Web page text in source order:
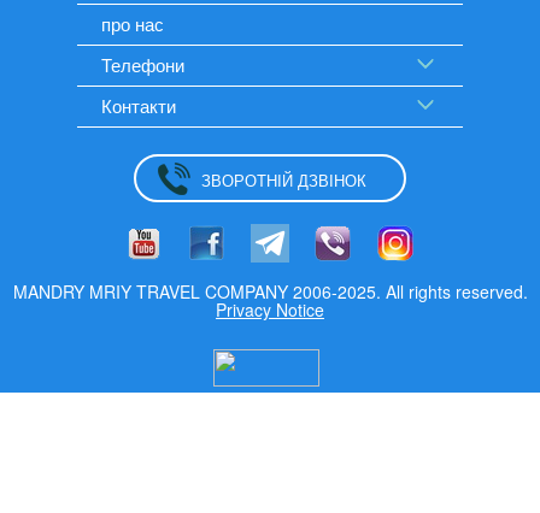
про нас
Телефони
Контакти
ЗВОРОТНІЙ ДЗВІНОК
MANDRY MRIY TRAVEL COMPANY 2006-2025. All rights reserved.
Privacy Notice